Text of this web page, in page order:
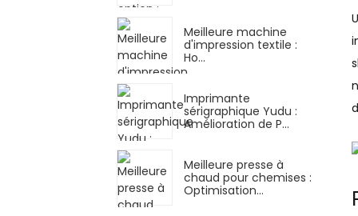
Meilleure machine
d'impression textile :
Ho...
Imprimante
sérigraphique Yudu :
Amélioration de P...
Meilleure presse à
chaud pour chemises :
Optimisation…